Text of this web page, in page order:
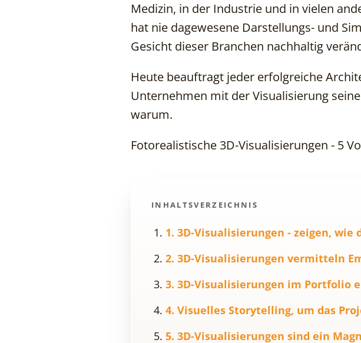
Medizin, in der Industrie und in vielen
hat nie dagewesene Darstellungs- und
Gesicht dieser Branchen nachhaltig
Heute beauftragt jeder erfolgreiche
Unternehmen mit der Visualisierung
warum.
Fotorealistische 3D-Visualisierungen - 5
INHALTSVERZEICHNIS
1. 3D-Visualisierungen - zeigen, wie
2. 3D-Visualisierungen vermitteln
3. 3D-Visualisierungen im Portfolio
4. Visuelles Storytelling, um das
5. 3D-Visualisierungen sind ein